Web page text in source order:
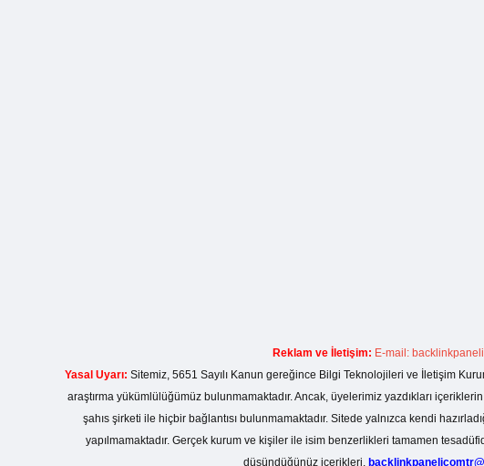
Reklam ve İletişim: E-mail:
Yasal Uyarı: Sitemiz, 5651 Sayılı Kanun gereğince Bilgi Teknolojileri ve İletişim
araştırma yükümlülüğümüz bulunmamaktadır. Ancak, üyelerimiz yazdıkları
şahıs şirketi ile hiçbir bağlantısı bulunmamaktadır. Sitede yalnızca kendi
yapılmamaktadır. Gerçek kurum ve kişiler ile isim benzerlikleri tamamen
düşündüğünüz içerikleri,